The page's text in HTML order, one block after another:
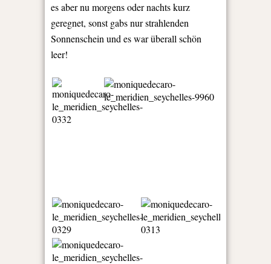
es aber nu morgens oder nachts kurz
geregnet, sonst gabs nur strahlenden
Sonnenschein und es war überall schön
leer!